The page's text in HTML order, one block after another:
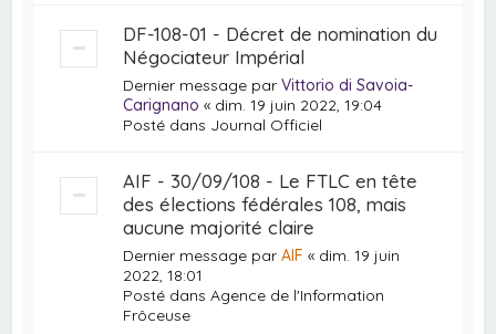
DF-108-01 - Décret de nomination du
Négociateur Impérial
Dernier message parVittorio di Savoia-
Carignano « dim. 19 juin 2022, 19:04
Posté dans Journal Officiel
AIF - 30/09/108 - Le FTLC en tête
des élections fédérales 108, mais
aucune majorité claire
Dernier message parAIF « dim. 19 juin
2022, 18:01
Posté dansAgence de l'Information
Frôceuse